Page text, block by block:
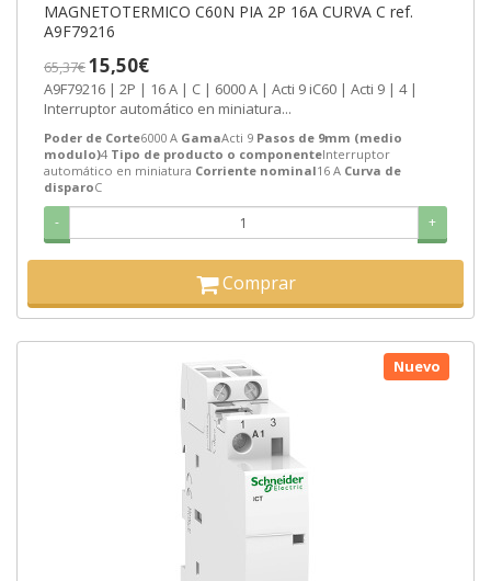
MAGNETOTERMICO C60N PIA 2P 16A CURVA C ref.
A9F79216
65,37€15,50€
A9F79216 | 2P | 16 A | C | 6000 A | Acti 9 iC60 | Acti 9 | 4 |
Interruptor automático en miniatura...
Poder de Corte6000 A GamaActi 9 Pasos de 9mm (medio
modulo)4 Tipo de producto o componenteInterruptor
automático en miniatura Corriente nominal16 A Curva de
disparoC
- +
Comprar
Nuevo